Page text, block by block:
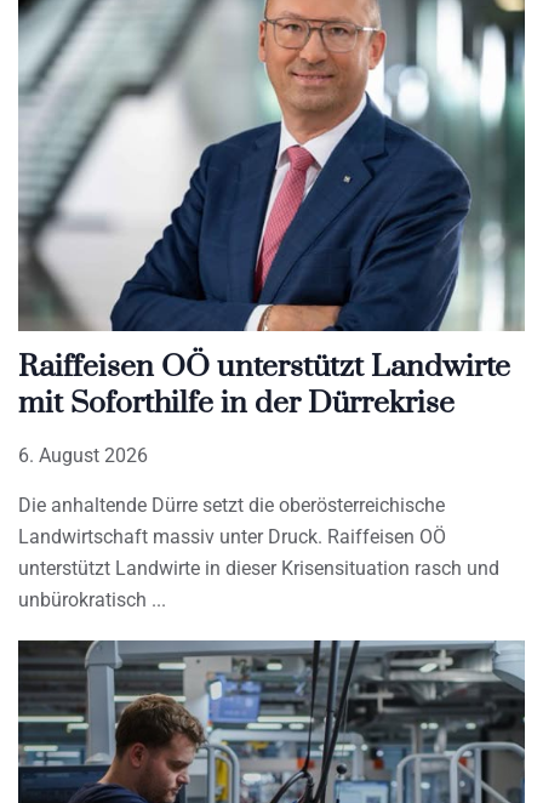
Raiffeisen OÖ unterstützt Landwirte
mit Soforthilfe in der Dürrekrise
6. August 2026
Die anhaltende Dürre setzt die oberösterreichische
Landwirtschaft massiv unter Druck. Raiffeisen OÖ
unterstützt Landwirte in dieser Krisensituation rasch und
unbürokratisch